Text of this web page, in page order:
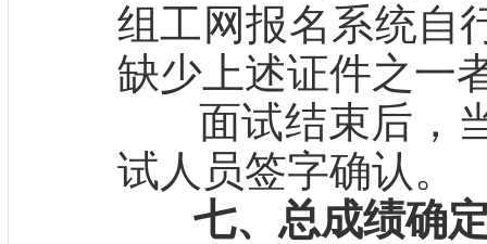
组工网报名系统自
缺少上述证件之一
面试结束后，当
试人员签字确认。
七、总成绩确